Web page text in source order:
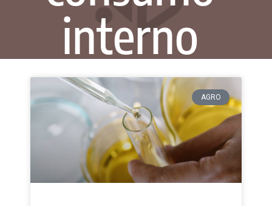
interno
AGRO